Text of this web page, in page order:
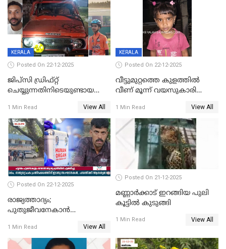
KERALA
Posted On 22-12-2025
ജിപ്സി ഡ്രിഫ്റ്റ്
ചെയ്യുന്നതിനിടെയുണ്ടായ
ദാരുണാന്ത്യം; ജീപ്സി
ഓടിച്ചയാൾ അറസ്റ്റിൽ.
1 Min Read View All
KERALA
Posted On 22-12-2025
വീട്ടുമുറ്റത്തെ കുളത്തിൽ
വീണ് മൂന്ന് വയസുകാരി
1 Min Read View All
Posted On 22-12-2025
രാജ്യത്താദ്യം;
പുതുജീവനേകാൻ
എറണാകുളം സർക്കാർ
ജനറൽ
1 Min Read View All
Posted On 21-12-2025
മണ്ണാർക്കാട് ഇറങ്ങിയ പുലി
കൂട്ടിൽ കുടുങ്ങി
1 Min Read View All